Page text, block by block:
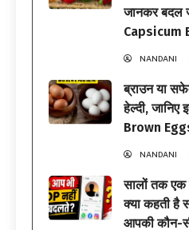
जानकर बदल
Capsicum
NANDANI
ब्राउन या
हेल्दी, जानिए
Brown
NANDANI
सालों तक एक
क्या कहती है
आपकी कौन-